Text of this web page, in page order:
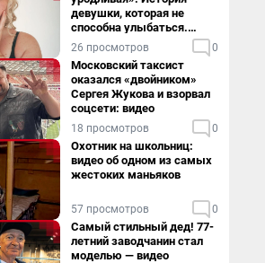
девушки, которая не
способна улыбаться.
Видео
26 просмотров 0
Московский таксист
оказался «двойником»
Сергея Жукова и взорвал
соцсети: видео
18 просмотров 0
Охотник на школьниц:
видео об одном из самых
жестоких маньяков
57 просмотров 0
Самый стильный дед! 77-
летний заводчанин стал
моделью — видео